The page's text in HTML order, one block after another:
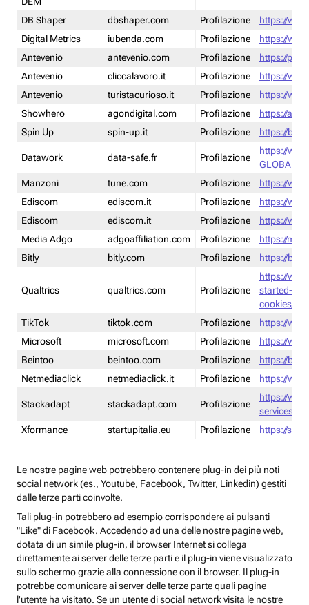
DB Shaper
dbshaper.com Profilazione
https://
Digital Metrics
iubenda.com Profilazione
https://
Antevenio
antevenio.com Profilazione
https://
Antevenio
cliccalavoro.it Profilazione
https://
Antevenio
turistacurioso.it Profilazione
https://
Showhero
agondigital.com Profilazione
https://
Spin Up
spin-up.it Profilazione https://
Datawork data-safe.fr Profilazione
https://
GLOBAL-
Manzoni
tune.com Profilazione
https://
Ediscom
ediscom.it Profilazione
https://
Ediscom
ediscom.it Profilazione
https://
Media Adgo
adgoaffiliation.com Profilazione
https://
Bitly
bitly.com Profilazione https://
Qualtrics qualtrics.com Profilazione
https://
started-
cookies/
TikTok
tiktok.com Profilazione
https://
Microsoft
microsoft.com Profilazione
https://
Beintoo
beintoo.com Profilazione
https://
Netmediaclick
netmediaclick.it Profilazione https://
Stackadapt stackadapt.com Profilazione
https://
services-
Xformance
startupitalia.eu Profilazione https://
Le nostre pagine web potrebbero contenere plug-in dei più noti
social network (es., Youtube, Facebook, Twitter, Linkedin) gestiti
dalle terze parti coinvolte.
Tali plug-in potrebbero ad esempio corrispondere ai pulsanti
"Like" di Facebook. Accedendo ad una delle nostre pagine web,
dotata di un simile plug-in, il browser Internet si collega
direttamente ai server delle terze parti e il plug-in viene visualizzato
sullo schermo grazie alla connessione con il browser. Il plug-in
potrebbe comunicare ai server delle terze parte quali pagine
l'utente ha visitato. Se un utente di social network visita le nostre